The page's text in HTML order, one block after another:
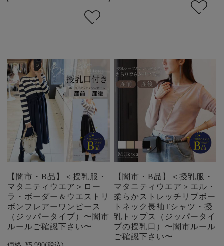
【闇市・B品】＜授乳服・
マタニティウエア＞ロー
ラ・ボーダー＆ウエストリ
ボンフレアーワンピース
（ジッパータイプ）〜闇市
ルールご確認下さい〜
【闇市・B品】＜授乳服・
マタニティウエア＞エル・
柔らかストレッチリブボー
トネック長袖Tシャツ・授
乳トップス（ジッパータイ
プの授乳口）〜闇市ルール
ご確認下さい〜